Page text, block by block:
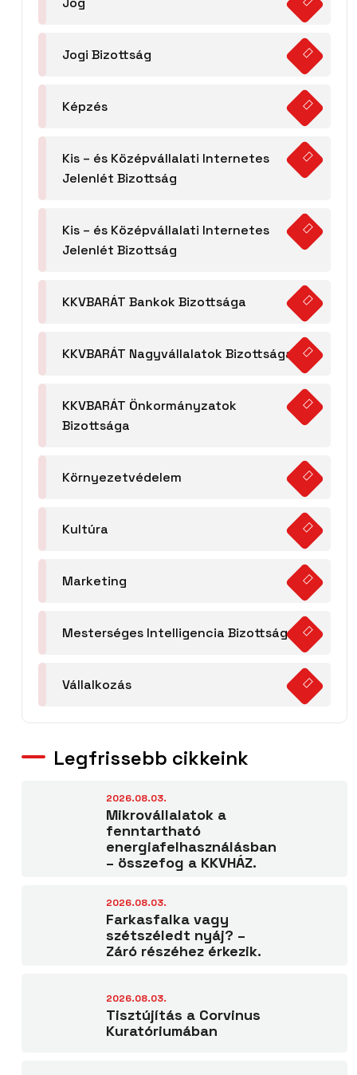
Jogi Bizottság
Képzés
Kis – és Középvállalati Internetes
Jelenlét Bizottság
Kis – és Középvállalati Internetes
Jelenlét Bizottság
KKVBARÁT Bankok Bizottsága
KKVBARÁT Nagyvállalatok Bizottsága
KKVBARÁT Önkormányzatok
Bizottsága
Környezetvédelem
Kultúra
Marketing
Mesterséges Intelligencia Bizottság
Vállalkozás
Legfrissebb cikkeink
2026.08.03.
Mikrovállalatok a
fenntartható
energiafelhasználásban
– összefog a KKVHÁZ.
2026.08.03.
Farkasfalka vagy
szétszéledt nyáj? –
Záró részéhez érkezik.
2026.08.03.
Tisztújítás a Corvinus
Kuratóriumában